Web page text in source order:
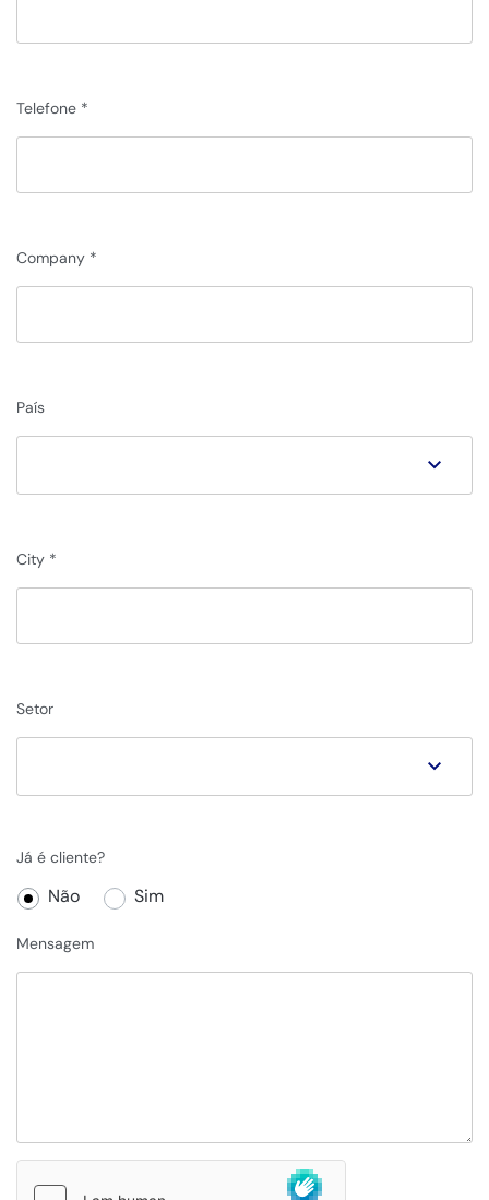
Telefone
Company
País
City
Setor
Já é cliente?
Não Sim
Mensagem